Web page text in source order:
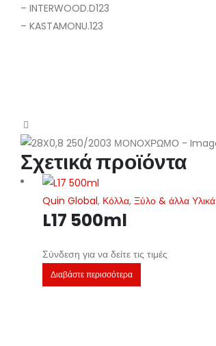
– INTERWOOD.D123
– KASTAMONU.123
Σχετικά προϊόντα
Quin Global, Κόλλα, Ξύλο & άλλα Υλικά
L17 500ml
Σύνδεση για να δείτε τις τιμές
Διαβάστε περισσότερα